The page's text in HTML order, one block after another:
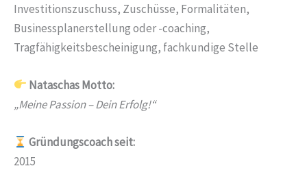
Investitionszuschuss, Zuschüsse, Formalitäten,
Businessplanerstellung oder -coaching,
Tragfähigkeitsbescheinigung, fachkundige Stelle
Nataschas Motto:
„Meine Passion – Dein Erfolg!“
Gründungscoach seit:
2015